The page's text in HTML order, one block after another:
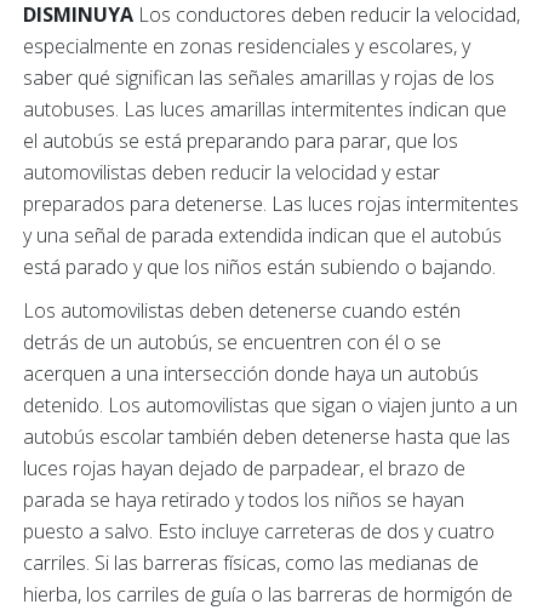
DISMINUYA Los conductores deben reducir la velocidad,
especialmente en zonas residenciales y escolares, y
saber qué significan las señales amarillas y rojas de los
autobuses. Las luces amarillas intermitentes indican que
el autobús se está preparando para parar, que los
automovilistas deben reducir la velocidad y estar
preparados para detenerse. Las luces rojas intermitentes
y una señal de parada extendida indican que el autobús
está parado y que los niños están subiendo o bajando.
Los automovilistas deben detenerse cuando estén
detrás de un autobús, se encuentren con él o se
acerquen a una intersección donde haya un autobús
detenido. Los automovilistas que sigan o viajen junto a un
autobús escolar también deben detenerse hasta que las
luces rojas hayan dejado de parpadear, el brazo de
parada se haya retirado y todos los niños se hayan
puesto a salvo. Esto incluye carreteras de dos y cuatro
carriles. Si las barreras físicas, como las medianas de
hierba, los carriles de guía o las barreras de hormigón de